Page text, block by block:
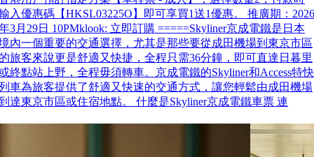
入優惠碼【HKSL03225O】即可享買1送1優惠。 推廣期：2026
3月29日 10PMklook: 立即訂購 =====Skyliner京成電鐵是日本
內一個重要的交通選擇，尤其是那些要從成田機場到東京市區
旅客來說更是舒適又快捷，全程只需36分鐘，即可直達日暮里
終點站上野，全程毋須轉車。京成電鐵的Skyliner和Access特快
車為旅客提供了舒適又快速的交通方式，讓您輕鬆由成田機場
達東京市區或住宿地點。 什麼是Skyliner京成電鐵車票 連